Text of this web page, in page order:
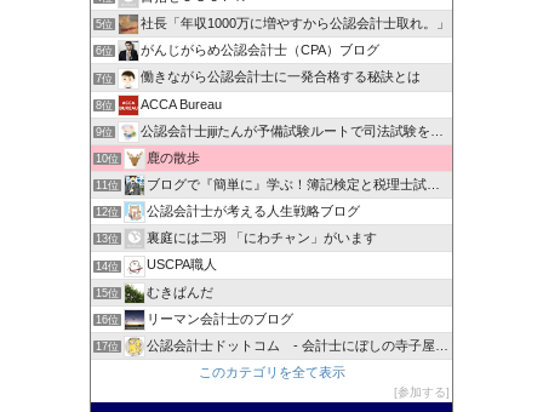
5位 社長「年収1000万に増やすから公認会計士取れ。」
6位 がんじがらめ公認会計士（CPA）ブログ
7位 働きながら公認会計士に一発合格する秘訣とは
8位 ACCA Bureau
9位 公認会計士jijiたんが予備試験ルートで司法試験を目指すブ…
10位 鹿の散歩
11位 ブログで『簡単に』学ぶ！簿記検定と税理士試験＆公認会計士試験
12位 公認会計士が考える人生戦略ブログ
13位 裏庭には二羽 「にわチャン」がいます
14位 USCPA職人
15位 むきぱんだ
16位 リーマン会計士のブログ
17位
公認会計士ドットコム - 会計士にぼしの寺子屋ブログ -
このカテゴリを全て表示
参加する